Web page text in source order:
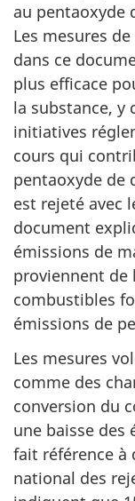
au pentaoxyde
Les mesures
dans ce
plus efficace
la substance, y
initiatives
cours qui
pentaoxyde de
est rejeté avec
document
émissions de
proviennent de
combustibles
émissions de
Les mesures
comme des
conversion du
une baisse des
fait référence à
national des